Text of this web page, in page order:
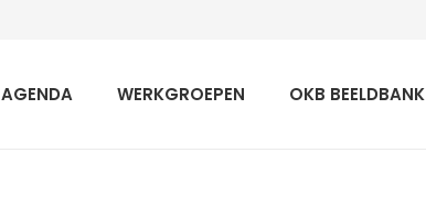
AGENDA WERKGROEPEN OKB BEELDBANK